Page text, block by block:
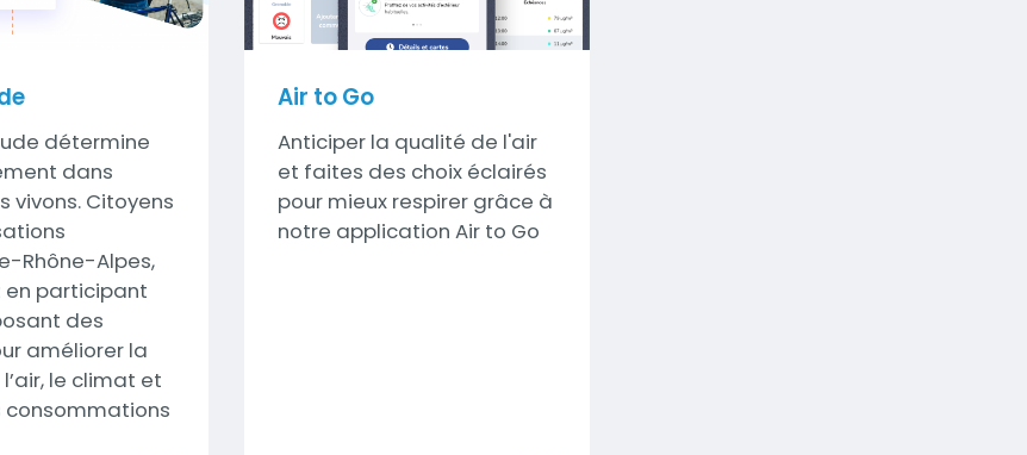
détermine
dans
vivons. Citoyens
Rhône-Alpes,
en participant
des
améliorer la
le climat et
consommations
Air to Go
Sous-
titre
Anticiper la qualité de l'air
et faites des choix éclairés
pour mieux respirer grâce à
notre application Air to Go